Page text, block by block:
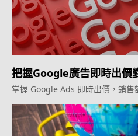
把握Google廣告即時出價
掌握 Google Ads 即時出價，銷售